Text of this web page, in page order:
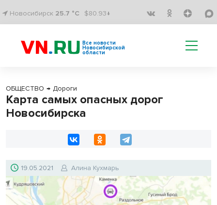
Новосибирск 25.7 °C $80.93↓
Все новости
Новосибирской
области
ОБЩЕСТВО → Дороги
Карта самых опасных дорог
Новосибирска
19.05.2021 Алина Кухмарь